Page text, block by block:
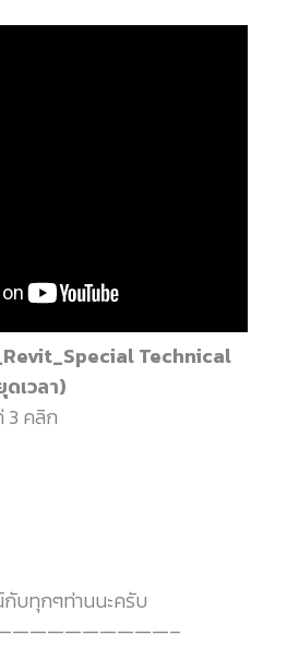
Technical
เวลา)
3 คลิก
กับทุกๆท่านนะครับ